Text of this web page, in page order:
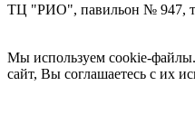
ТЦ "РИО", павильон № 947,
Мы используем cookie-файлы.
сайт, Вы соглашаетесь с их